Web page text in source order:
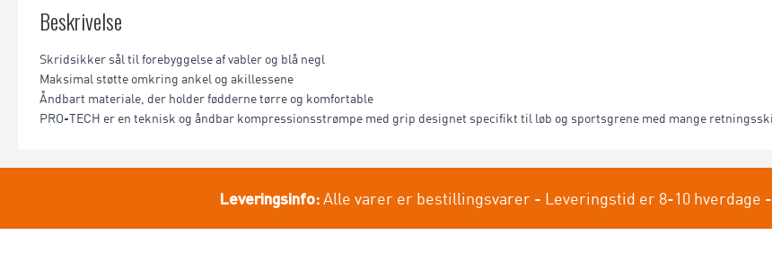
Beskrivelse
Skridsikker sål til forebyggelse af vabler og blå negl
Maksimal støtte omkring ankel og akillessene
Åndbart materiale, der holder fødderne tørre og komfortable
PRO-TECH er en teknisk og åndbar kompressionsstrømpe med grip designet specifikt til løb og sportsgrene med mange
Leveringsinfo:Alle varer er bestillingsvarer - Leveringstid er 8-10 hverdage